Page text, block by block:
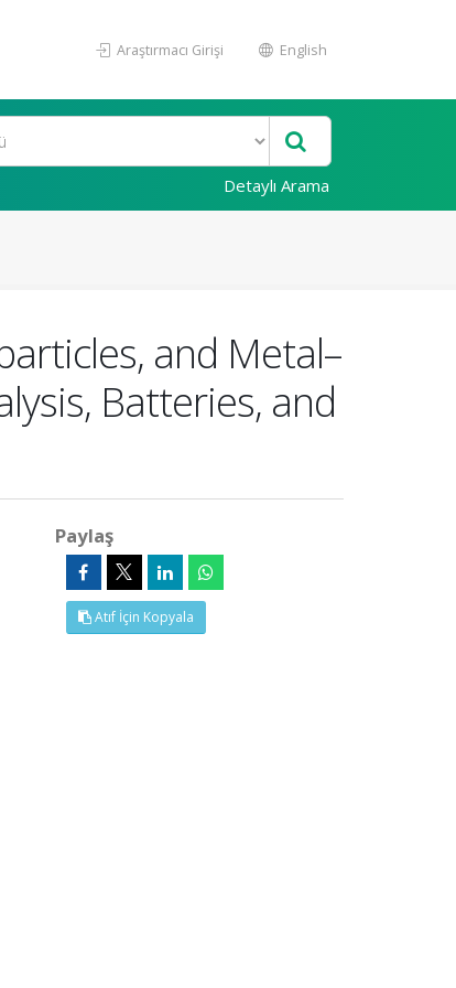
Araştırmacı Girişi English
Detaylı Arama
and Metal–
Batteries, and
Paylaş
Atıf İçin Kopyala